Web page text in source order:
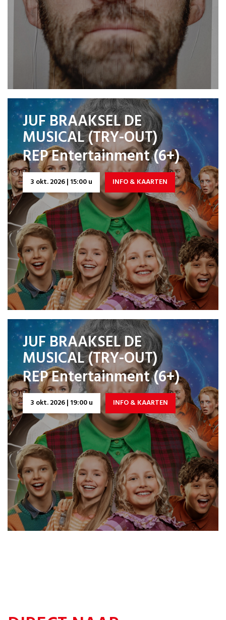
JUF BRAAKSEL DE
MUSICAL (TRY-OUT)
REP Entertainment (6+)
3 okt. 2026 | 15:00 u INFO & KAARTEN
JUF BRAAKSEL DE
MUSICAL (TRY-OUT)
REP Entertainment (6+)
3 okt. 2026 | 19:00 u INFO & KAARTEN